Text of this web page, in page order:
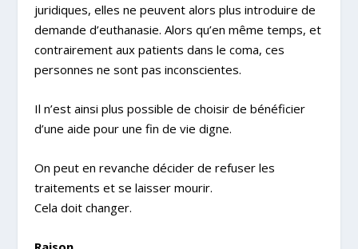
juridiques, elles ne peuvent alors plus introduire de
demande d’euthanasie. Alors qu’en même temps, et
contrairement aux patients dans le coma, ces
personnes ne sont pas inconscientes.
Il n’est ainsi plus possible de choisir de bénéficier
d’une aide pour une fin de vie digne.
On peut en revanche décider de refuser les
traitements et se laisser mourir.
Cela doit changer.